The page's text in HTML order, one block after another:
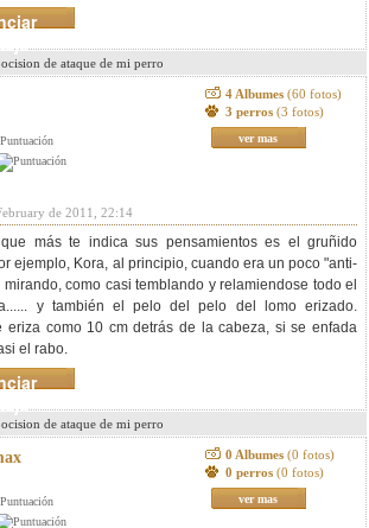
de ataque de mi perro
4 Albumes (60 fotos)
3 perros (3 fotos)
ver mas
de 2011, 22:14
más te indica sus pensamientos es el gruñido
ejemplo, Kora, al principio, cuando era un poco "anti-
como casi temblando y relamiendose todo el
y también el pelo del pelo del lomo erizado.
eriza como 10 cm detrás de la cabeza, si se enfada
el rabo.
de ataque de mi perro
0 Albumes (0 fotos)
0 perros (0 fotos)
ver mas